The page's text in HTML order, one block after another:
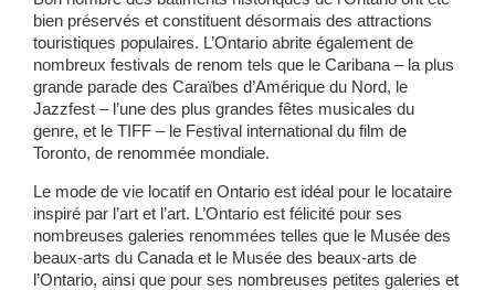
bien préservés et constituent désormais des attractions
touristiques populaires. L’Ontario abrite également de
nombreux festivals de renom tels que le Caribana – la plus
grande parade des Caraïbes d’Amérique du Nord, le
Jazzfest – l’une des plus grandes fêtes musicales du
genre, et le TIFF – le Festival international du film de
Toronto, de renommée mondiale.
Le mode de vie locatif en Ontario est idéal pour le locataire
inspiré par l’art et l’art. L’Ontario est félicité pour ses
nombreuses galeries renommées telles que le Musée des
beaux-arts du Canada et le Musée des beaux-arts de
l’Ontario, ainsi que pour ses nombreuses petites galeries et